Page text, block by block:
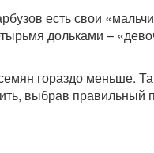
есть свои
дольками –
гораздо меньше.
выбрав правильный